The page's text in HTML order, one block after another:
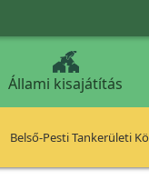
Állami kisajátítás
Belső-Pesti Tankerületi